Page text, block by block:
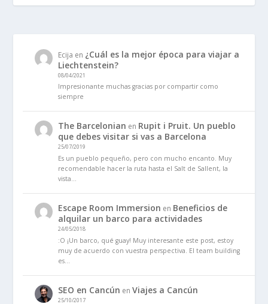
Ecija en ¿Cuál es la mejor época para viajar a
Liechtenstein?
08/04/2021
Impresionante muchas gracias por compartir como
siempre
The Barcelonian en Rupit i Pruit. Un pueblo
que debes visitar si vas a Barcelona
25/07/2019
Es un pueblo pequeño, pero con mucho encanto. Muy
recomendable hacer la ruta hasta el Salt de Sallent, la
vista…
Escape Room Immersion en Beneficios de
alquilar un barco para actividades
24/05/2018
:O ¡Un barco, qué guay! Muy interesante este post, estoy
muy de acuerdo con vuestra perspectiva. El team building
es…
SEO en Cancún enViajes a Cancún
25/10/2017